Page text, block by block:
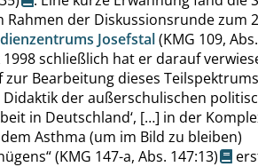
der Diskussionsrunde zum
Josefstal(KMG 109,
schließlich hat er darauf
Bearbeitung dieses Teilspektrums
der außerschulischen
in Deutschland‘, […] in der
Asthma (um im Bild zu bleiben)
“(KMG 147-a, Abs. 147:13)